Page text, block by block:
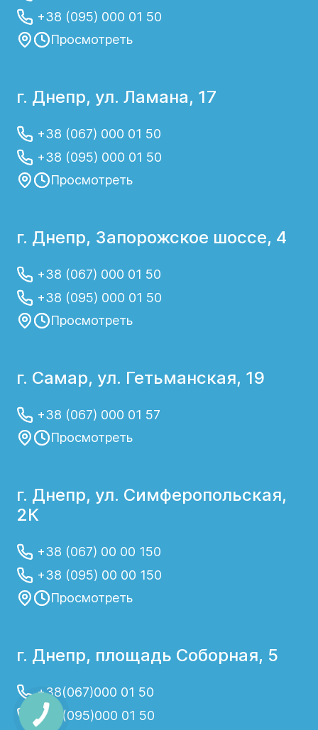
+38 (095) 000 01 50
Просмотреть
г. Днепр, ул. Ламана, 17
+38 (067) 000 01 50
+38 (095) 000 01 50
Просмотреть
г. Днепр, Запорожское шоссе, 4
+38 (067) 000 01 50
+38 (095) 000 01 50
Просмотреть
г. Самар, ул. Гетьманская, 19
+38 (067) 000 01 57
Просмотреть
г. Днепр, ул. Симферопольская,
2К
+38 (067) 00 00 150
+38 (095) 00 00 150
Просмотреть
г. Днепр, площадь Соборная, 5
+38(067)000 01 50
+38(095)000 01 50